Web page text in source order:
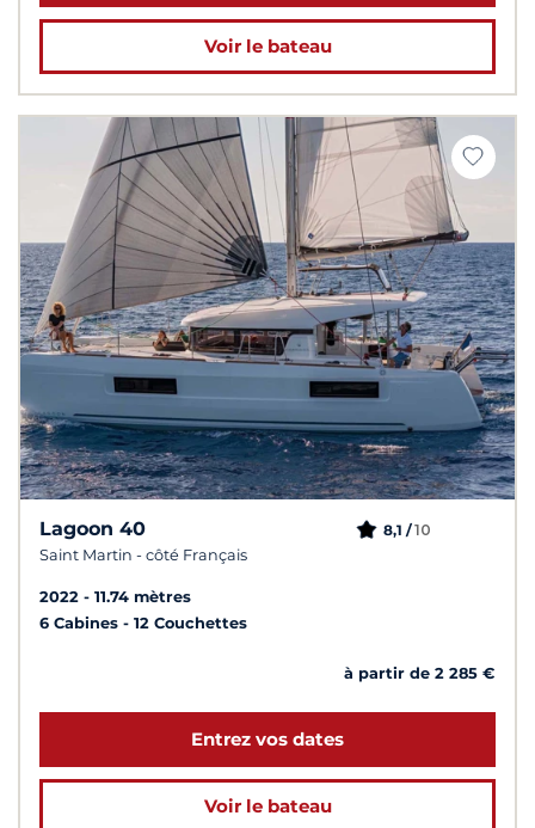
Voir le bateau
Lagoon 40
Saint Martin - côté Français
8,1 /10
2022
11.74 mètres
6 Cabines
12 Couchettes
à partir de 2 285 €
Entrez vos dates
Voir le bateau